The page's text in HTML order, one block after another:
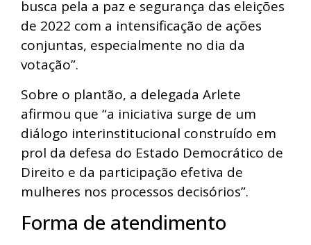
busca pela a paz e segurança das eleições
de 2022 com a intensificação de ações
conjuntas, especialmente no dia da
votação”.
Sobre o plantão, a delegada Arlete
afirmou que “a iniciativa surge de um
diálogo interinstitucional construído em
prol da defesa do Estado Democrático de
Direito e da participação efetiva de
mulheres nos processos decisórios”.
Forma de atendimento